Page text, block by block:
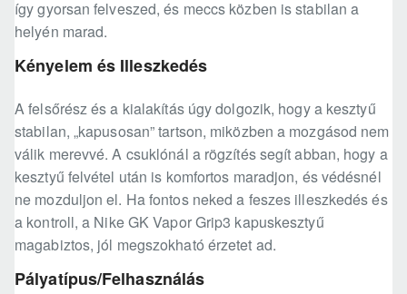
így gyorsan felveszed, és meccs közben is stabilan a
helyén marad.
Kényelem és Illeszkedés
A felsőrész és a kialakítás úgy dolgozik, hogy a kesztyű
stabilan, „kapusosan” tartson, miközben a mozgásod nem
válik merevvé. A csuklónál a rögzítés segít abban, hogy a
kesztyű felvétel után is komfortos maradjon, és védésnél
ne mozduljon el. Ha fontos neked a feszes illeszkedés és
a kontroll, a Nike GK Vapor Grip3 kapuskesztyű
magabiztos, jól megszokható érzetet ad.
Pályatípus/Felhasználás